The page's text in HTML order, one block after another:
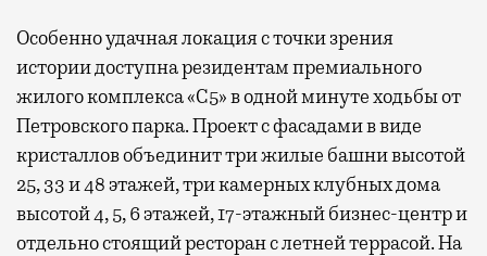
Особенно удачная локация с точки зрения
истории доступна резидентам премиального
жилого комплекса «С5»в одной минуте ходьбы от
Петровского парка. Проект с фасадами в виде
кристаллов объединит три жилые башни высотой
25, 33 и 48 этажей, три камерных клубных дома
высотой 4, 5, 6 этажей, 17-этажный бизнес-центр и
отдельно стоящий ресторан с летней террасой. На